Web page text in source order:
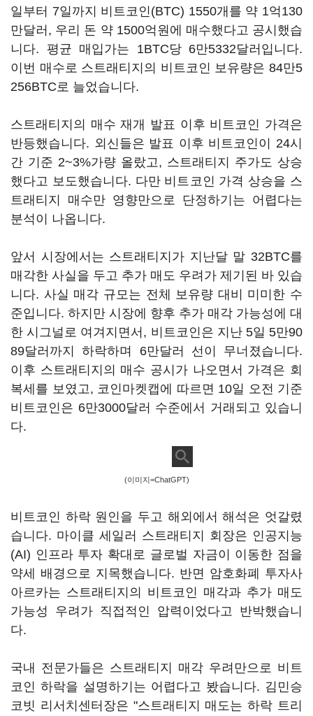
일부터 7일까지 비트코인(BTC) 1550개를 약 1억130
만달러, 우리 돈 약 1500억원에 매수했다고 공시했습
니다. 평균 매입가는 1BTC당 6만5332달러입니다.
이번 매수로 스트래티지의 비트코인 보유량은 84만5
256BTC로 늘었습니다.
스트래티지의 매수 재개 발표 이후 비트코인 가격은
반등했습니다. 외신들은 발표 이후 비트코인이 24시
간 기준 2~3%가량 올랐고, 스트래티지 주가도 상승
했다고 보도했습니다. 다만 비트코인 가격 상승을 스
트래티지 매수만 영향만으로 단정하기는 어렵다는
분석이 나옵니다.
앞서 시장에서는 스트래티지가 지난달 말 32BTC를
매각한 사실을 두고 추가 매도 우려가 제기된 바 있습
니다. 사실 매각 규모는 전체 보유량 대비 미미한 수
준입니다. 하지만 시장에 향후 추가 매각 가능성에 대
한 시그널로 여겨지면서, 비트코인은 지난 5일 5만90
89달러까지 하락하며 6만달러 선이 무너졌습니다.
이후 스트래티지의 매수 공시가 나오면서 가격은 회
복세를 보였고, 코인마켓캡에 따르면 10일 오전 기준
비트코인은 6만3000달러 수준에서 거래되고 있습니
다.
(이미지=ChatGPT)
비트코인 하락 원인을 두고 해외에서 해석은 엇갈렸
습니다. 마이클 세일러 스트래티지 회장은 인공지능
(AI) 인프라 투자 확대로 글로벌 자금이 이동한 점을
약세 배경으로 지목했습니다. 반면 암호화폐 투자사
아르카는 스트래티지의 비트코인 매각과 추가 매도
가능성 우려가 직접적인 압력이었다고 반박했습니
다.
국내 전문가들은 스트래티지 매각 우려만으로 비트
코인 하락을 설명하기는 어렵다고 봤습니다. 김민승
코빗 리서치센터장은 "스트래티지 매도는 하락 트리